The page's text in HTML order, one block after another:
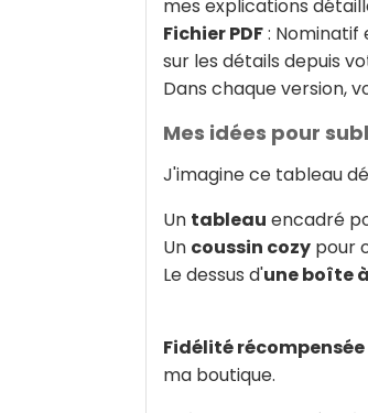
mes explications
Fichier PDF: Nominatif
sur les détails depuis
Dans chaque version,
Mes idées pour
J'imagine ce tableau
Un tableau encadré
Un coussin cozy pour
Le dessus d'une boîte
Fidélité récompensée
ma boutique.